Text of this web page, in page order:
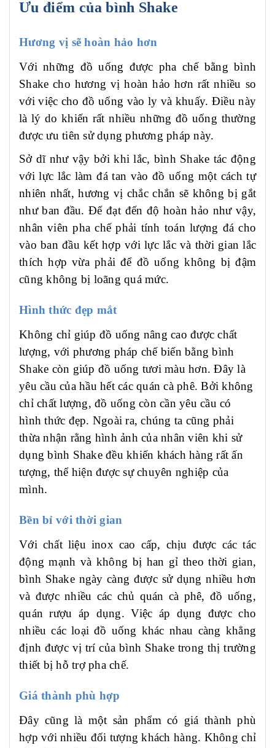
Ưu điểm của bình Shake
Hương vị sẽ hoàn hảo hơn
Với những đồ uống được pha chế bằng bình
Shake cho hương vị hoàn hảo hơn rất nhiều so
với việc cho đồ uống vào ly và khuấy. Điều này
là lý do khiến rất nhiều những đồ uống thường
được ưu tiên sử dụng phương pháp này.
Sở dĩ như vậy bởi khi lắc, bình Shake tác động
với lực lắc làm đá tan vào đồ uống một cách tự
nhiên nhất, hương vị chắc chắn sẽ không bị gắt
như ban đầu. Để đạt đến độ hoàn hảo như vậy,
nhân viên pha chế phải tính toán lượng đá cho
vào ban đầu kết hợp với lực lắc và thời gian lắc
thích hợp vừa phải để đồ uống không bị đậm
cũng không bị loãng quá mức.
Hình thức đẹp mắt
Không chỉ giúp đồ uống nâng cao được chất
lượng, với phương pháp chế biến bằng bình
Shake còn giúp đồ uống tươi màu hơn. Đây là
yêu cầu của hầu hết các quán cà phê. Bởi không
chỉ chất lượng, đồ uống còn cần yêu cầu có
hình thức đẹp. Ngoài ra, chúng ta cũng phải
thừa nhận rằng hình ảnh của nhân viên khi sử
dụng bình Shake đều khiến khách hàng rất ấn
tượng, thể hiện được sự chuyên nghiệp của
mình.
Bền bỉ với thời gian
Với chất liệu inox cao cấp, chịu được các tác
động mạnh và không bị han gỉ theo thời gian,
bình Shake ngày càng được sử dụng nhiều hơn
và được nhiều các chủ quán cà phê, đồ uống,
quán rượu áp dụng. Việc áp dụng được cho
nhiều các loại đồ uống khác nhau càng khẳng
định được vị trí của bình Shake trong thị trường
thiết bị hỗ trợ pha chế.
Giá thành phù hợp
Đây cũng là một sản phẩm có giá thành phù
hợp với nhiều đối tượng khách hàng. Không chỉ